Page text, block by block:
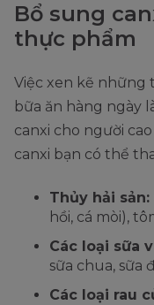
Bổ sung
thực phẩm
Việc xen kẽ những
bữa ăn hàng ngày
canxi cho người
canxi bạn có thể
Thủy hải sản:
hồi, cá mòi),
Các loại sữa
sữa chua, sữa
Các loại rau